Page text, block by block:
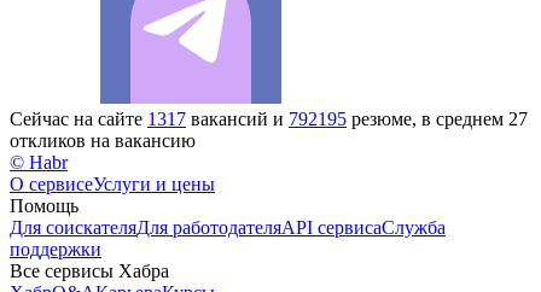
Сейчас на сайте 1317 вакансий и 792195 резюме, в среднем 27
откликов на вакансию
© Habr
О сервисеУслуги и цены
Помощь
Для соискателяДля работодателяAPI сервисаСлужба
поддержки
Все сервисы Хабра